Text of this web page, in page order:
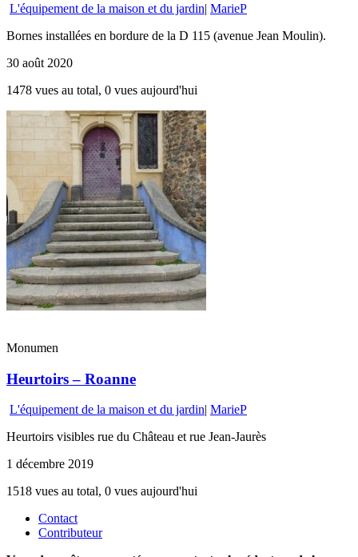
L'équipement de la maison et du jardin| MarieP
Bornes installées en bordure de la D 115 (avenue Jean Moulin).
30 août 2020
1478 vues au total, 0 vues aujourd'hui
Monumen
Heurtoirs – Roanne
L'équipement de la maison et du jardin| MarieP
Heurtoirs visibles rue du Château et rue Jean-Jaurès
1 décembre 2019
1518 vues au total, 0 vues aujourd'hui
Contact
Contributeur